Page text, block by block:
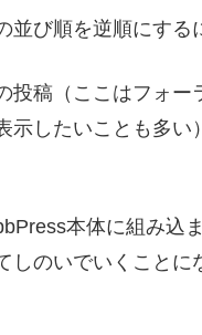
並び順を逆順にする
投稿（ここはフォ
示したいことも多い
本体に組み込
しのいでいくことに